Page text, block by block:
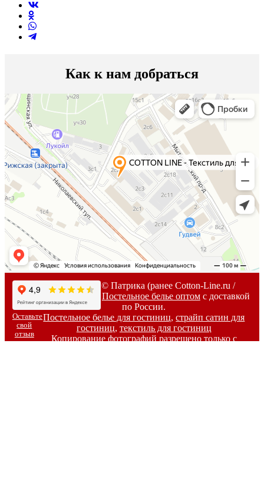
Как к нам добраться
2007-
2026г. © Патрика (ранее Cotton-Line.ru /
Коттон-Лайн) - Постельное белье оптомс доставкой
по России.
Постельное белье для гостиниц,страйп сатин для
гостиниц, текстиль для гостиниц
Копирование фотографий разрешено только с
Оставьте
свой
отзыв